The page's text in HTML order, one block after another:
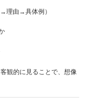
理由→具体例）
観的に見ることで、想像